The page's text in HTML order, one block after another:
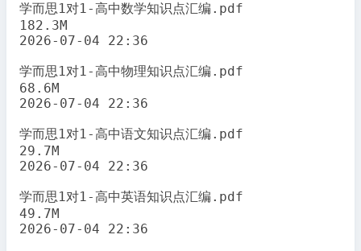
学而思1对1-高中数学知识点汇编.pdf
182.3M
2026-07-04 22:36
学而思1对1-高中物理知识点汇编.pdf
68.6M
2026-07-04 22:36
学而思1对1-高中语文知识点汇编.pdf
29.7M
2026-07-04 22:36
学而思1对1-高中英语知识点汇编.pdf
49.7M
2026-07-04 22:36